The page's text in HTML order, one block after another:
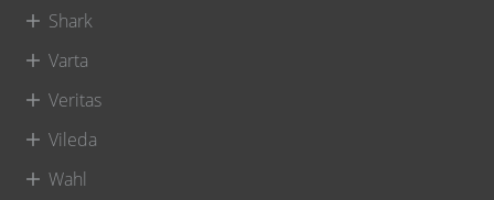
Shark
Varta
Veritas
Vileda
Wahl